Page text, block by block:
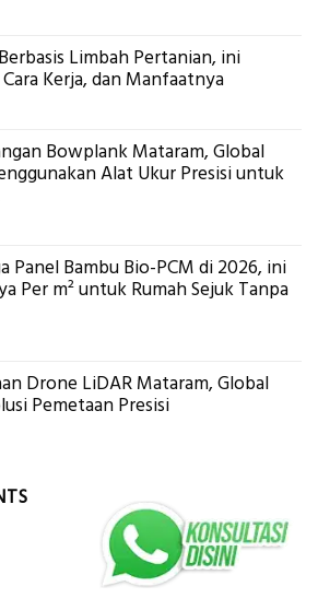
Limbah Pertanian, ini
Kerja, dan Manfaatnya
Bowplank Mataram, Global
Alat Ukur Presisi untuk
Panel Bambu Bio-PCM di 2026, ini
Per m² untuk Rumah Sejuk Tanpa
Drone LiDAR Mataram, Global
Pemetaan Presisi